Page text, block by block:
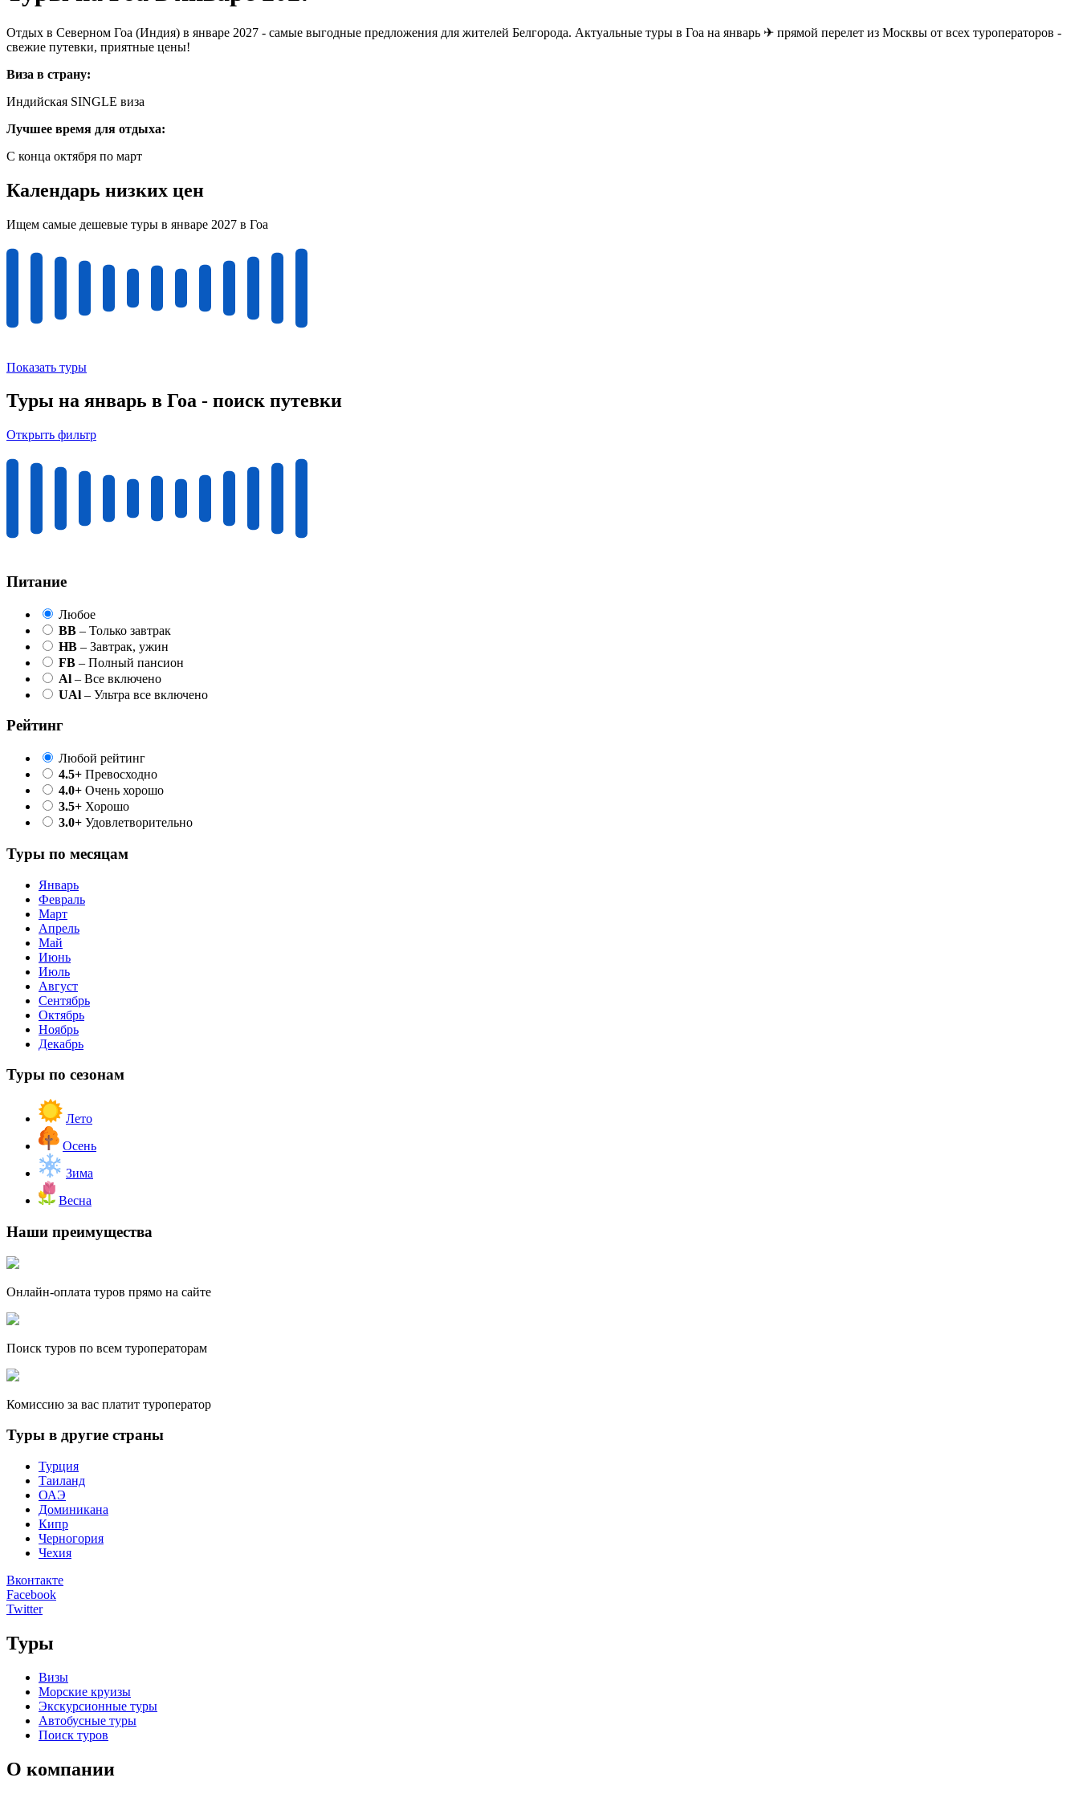
Отдых в Северном Гоа (Индия) в январе 2027 - самые выгодные предложения для жителей Белгорода. Актуальные туры в Гоа на январь ✈ прямой перелет из Москвы от всех туроператоров -
свежие путевки, приятные цены!
Виза в страну:
Индийская SINGLE виза
Лучшее время для отдыха:
С конца октября по март
Календарь низких цен
Ищем самые дешевые туры в январе 2027 в Гоа
Показать туры
Туры на январь в Гоа - поиск путевки
Открыть фильтр
Питание
Любое
BB – Только завтрак
HB – Завтрак, ужин
FB – Полный пансион
Al – Все включено
UAl – Ультра все включено
Рейтинг
Любой рейтинг
4.5+ Превосходно
4.0+ Очень хорошо
3.5+ Хорошо
3.0+ Удовлетворительно
Туры по месяцам
Январь
Февраль
Март
Апрель
Май
Июнь
Июль
Август
Сентябрь
Октябрь
Ноябрь
Декабрь
Туры по сезонам
Лето
Осень
Зима
Весна
Наши преимущества
Онлайн-оплата туров прямо на сайте
Поиск туров по всем туроператорам
Комиссию за вас платит туроператор
Туры в другие страны
Турция
Таиланд
ОАЭ
Доминикана
Кипр
Черногория
Чехия
Вконтакте
Facebook
Twitter
Туры
Визы
Морские круизы
Экскурсионные туры
Автобусные туры
Поиск туров
О компании